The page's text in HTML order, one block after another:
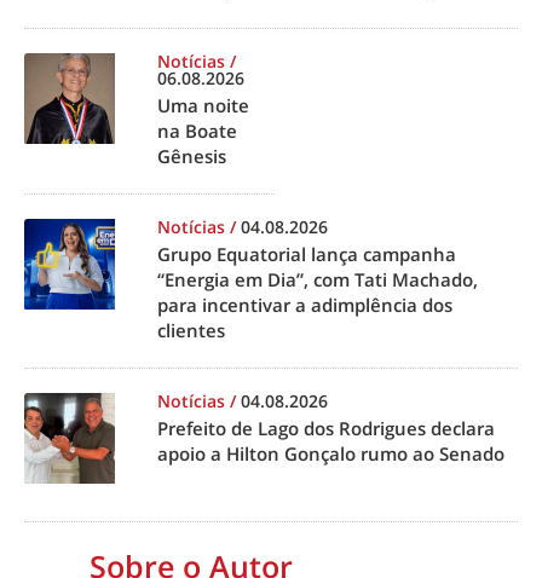
Notícias /
06.08.2026
Uma noite
na Boate
Gênesis
Notícias /04.08.2026
Grupo Equatorial lança campanha
“Energia em Dia”, com Tati Machado,
para incentivar a adimplência dos
clientes
Notícias /04.08.2026
Prefeito de Lago dos Rodrigues declara
apoio a Hilton Gonçalo rumo ao Senado
Sobre o Autor